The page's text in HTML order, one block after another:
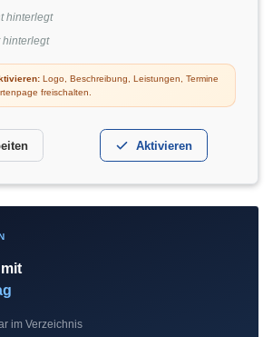
hinterlegt
hinterlegt
Logo, Beschreibung, Leistungen, Termine
freischalten.
Aktivieren
im Verzeichnis